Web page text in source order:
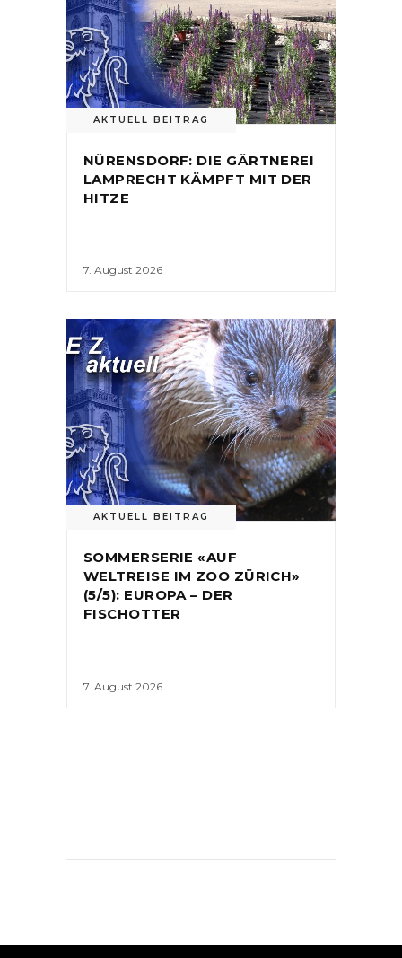
AKTUELL BEITRAG
NÜRENSDORF: DIE GÄRTNEREI
LAMPRECHT KÄMPFT MIT DER
HITZE
7. August 2026
AKTUELL BEITRAG
SOMMERSERIE «AUF
WELTREISE IM ZOO ZÜRICH»
(5/5): EUROPA – DER
FISCHOTTER
7. August 2026